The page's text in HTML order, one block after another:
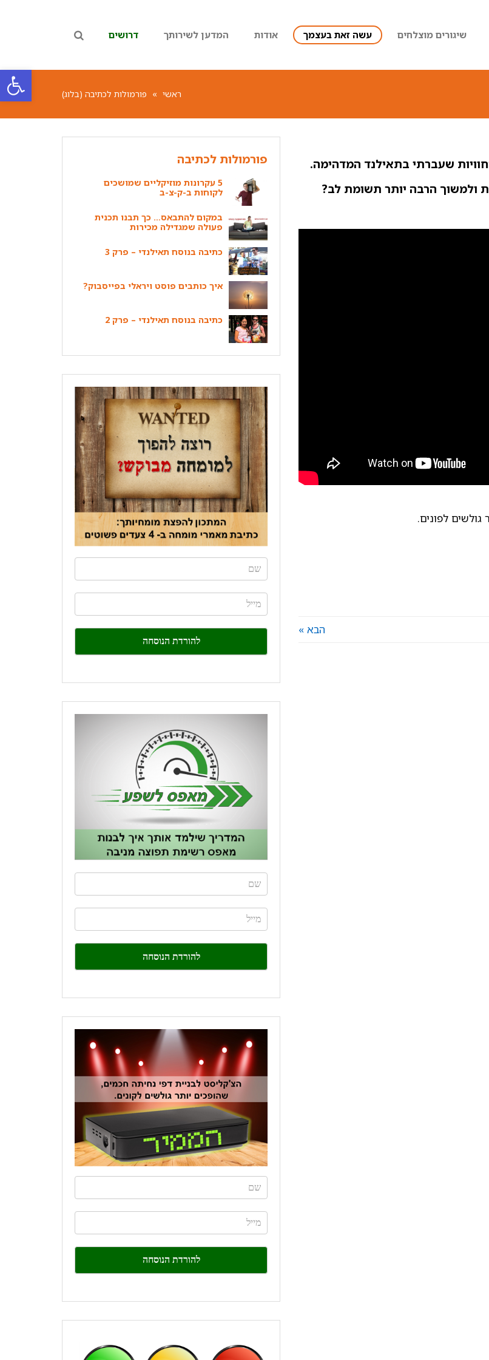
פתח
שיגורים מוצלחים עשה זאת בעצמך אודות המדען לשירותך דרושים
ראשי » פורמולות לכתיבה (בלוג)
שעברתי בתאילנד המדהימה.
ולמשוך הרבה יותר תשומת לב?
לפונים.
הבא »
פורמולות לכתיבה
5 עקרונות מוזיקליים שמושכים
לקוחות ב-ק-צ-ב
במקום להתבאס… כך תבנו תכנית
פעולה שמגדילה מכירות
כתיבה בנוסח תאילנדי – פרק 3
איך כותבים פוסט ויראלי בפייסבוק?
כתיבה בנוסח תאילנדי – פרק 2
you
are
human,
field
you
are
human,
field
you
are
human,
field